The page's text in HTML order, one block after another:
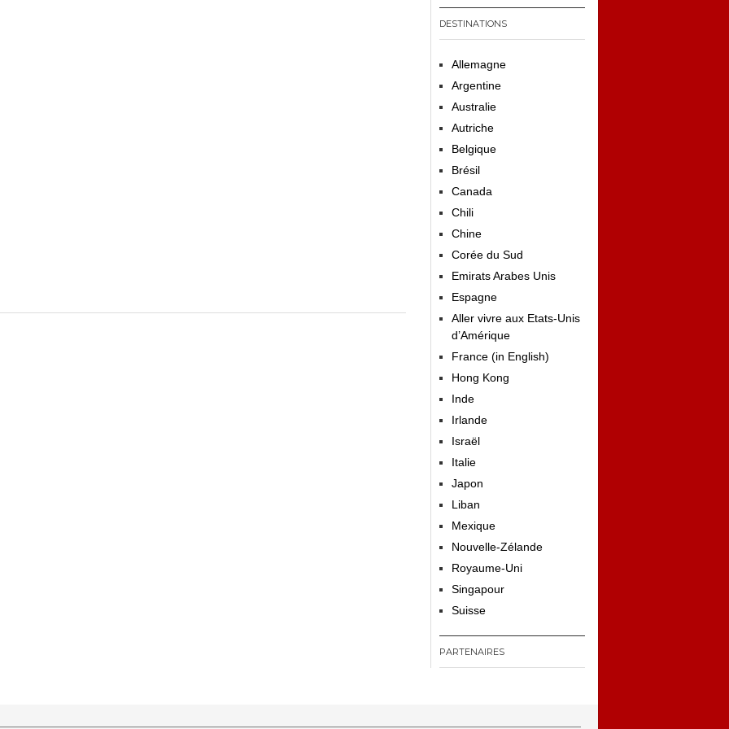
DESTINATIONS
Allemagne
Argentine
Australie
Autriche
Belgique
Brésil
Canada
Chili
Chine
Corée du Sud
Emirats Arabes Unis
Espagne
Aller vivre aux Etats-Unis
d’Amérique
France (in English)
Hong Kong
Inde
Irlande
Israël
Italie
Japon
Liban
Mexique
Nouvelle-Zélande
Royaume-Uni
Singapour
Suisse
PARTENAIRES